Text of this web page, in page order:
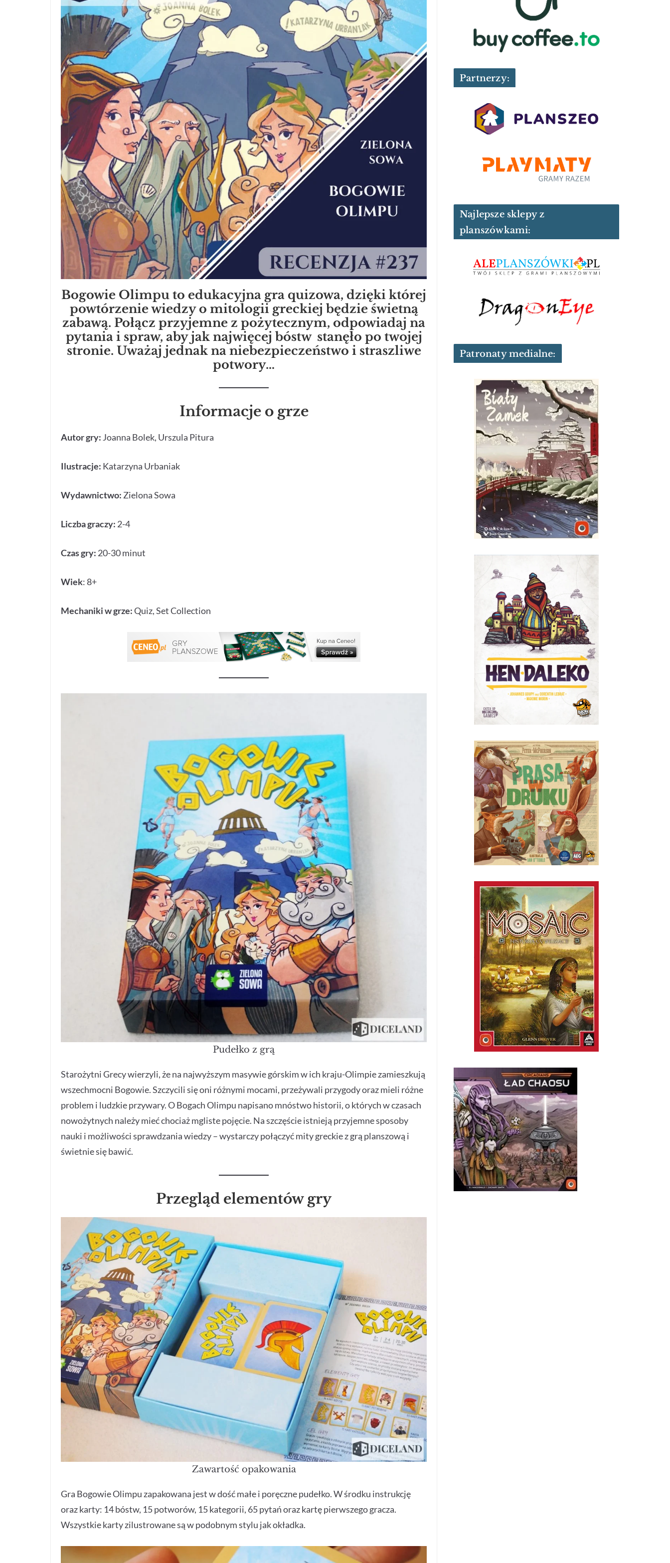
Bogowie Olimpu to edukacyjna gra quizowa, dzięki której
powtórzenie wiedzy o mitologii greckiej będzie świetną
zabawą. Połącz przyjemne z pożytecznym, odpowiadaj na
pytania i spraw, aby jak najwięcej bóstw stanęło po twojej
stronie. Uważaj jednak na niebezpieczeństwo i straszliwe
potwory…
Informacje o grze
Autor gry: Joanna Bolek, Urszula Pitura
Ilustracje: Katarzyna Urbaniak
Wydawnictwo: Zielona Sowa
Liczba graczy: 2-4
Czas gry: 20-30 minut
Wiek: 8+
Mechaniki w grze:Quiz, Set Collection
Pudełko z grą
Starożytni Grecy wierzyli, że na najwyższym masywie górskim w ich kraju-Olimpie zamieszkują
wszechmocni Bogowie. Szczycili się oni różnymi mocami, przeżywali przygody oraz mieli różne
problem i ludzkie przywary. O Bogach Olimpu napisano mnóstwo historii, o których w czasach
nowożytnych należy mieć chociaż mgliste pojęcie. Na szczęście istnieją przyjemne sposoby
nauki i możliwości sprawdzania wiedzy – wystarczy połączyć mity greckie z grą planszową i
świetnie się bawić.
Przegląd elementów gry
Zawartość opakowania
Gra Bogowie Olimpu zapakowana jest w dość małe i poręczne pudełko. W środku instrukcję
oraz karty: 14 bóstw, 15 potworów, 15 kategorii, 65 pytań oraz kartę pierwszego gracza.
Wszystkie karty zilustrowane są w podobnym stylu jak okładka.
Partnerzy:
Najlepsze sklepy z
planszówkami:
Patronaty medialne: